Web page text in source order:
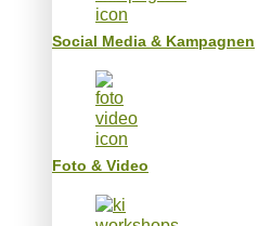
Social Media & Kampagnen
Foto & Video